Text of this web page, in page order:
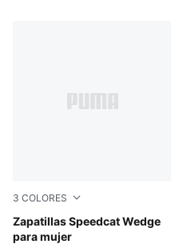
3 COLORES
Zapatillas Speedcat Wedge
para mujer
Totally Taupe-Chocolate